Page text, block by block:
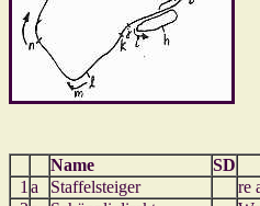
Name
SD
1 a Staffelsteiger
re